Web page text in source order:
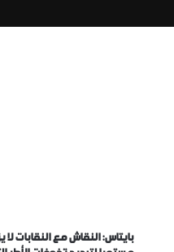
بايتاس: النقاش مع النقابات لا